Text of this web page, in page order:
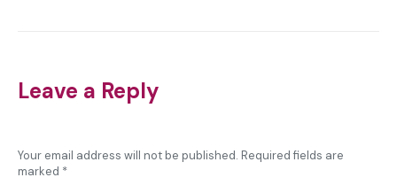
Leave a Reply
Your email address will not be published. Required fields are
marked *